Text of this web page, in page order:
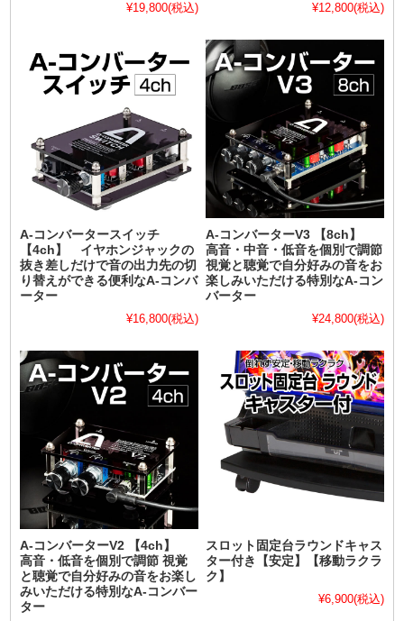
¥19,800(税込)
¥12,800(税込)
A-コンバータースイッチ
【4ch】 イヤホンジャックの
抜き差しだけで音の出力先の切
り替えができる便利なA-コンバ
ーター
¥16,800(税込)
A-コンバーターV3 【8ch】
高音・中音・低音を個別で調節
視覚と聴覚で自分好みの音をお
楽しみいただける特別なA-コン
バーター
¥24,800(税込)
A-コンバーターV2 【4ch】
高音・低音を個別で調節 視覚
と聴覚で自分好みの音をお楽し
みいただける特別なA-コンバー
ター
スロット固定台ラウンドキャス
ター付き【安定】【移動ラクラ
ク】
¥6,900(税込)